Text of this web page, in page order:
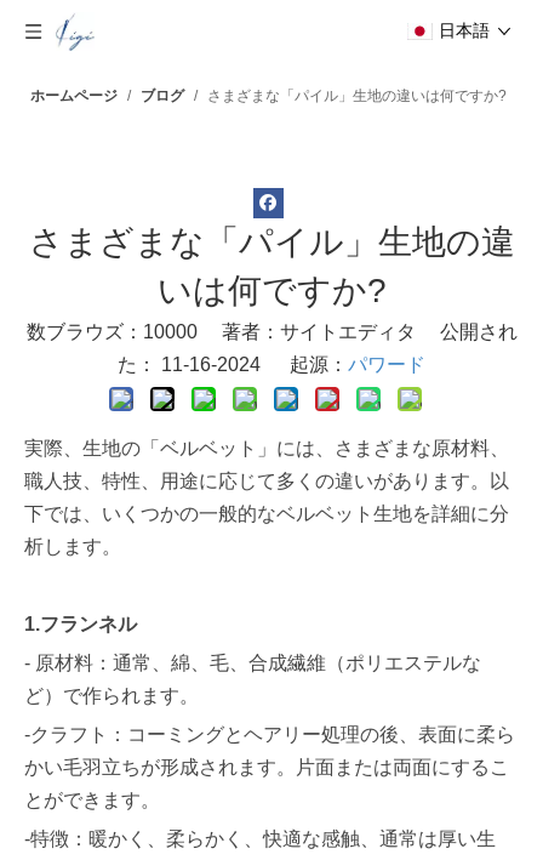
日本語
ホームページ / ブログ / さまざまな「パイル」生地の違いは何ですか?
さまざまな「パイル」生地の違
いは何ですか?
数ブラウズ： 10000著者：サイトエディタ 公開され
た： 11-16-2024 起源： パワード
実際、生地の「ベルベット」には、さまざまな原材料、
職人技、特性、用途に応じて多くの違いがあります。以
下では、いくつかの一般的なベルベット生地を詳細に分
析します。
1.フランネル
- 原材料：通常、綿、毛、合成繊維（ポリエステルな
ど）で作られます。
-クラフト：コーミングとヘアリー処理の後、表面に柔ら
かい毛羽立ちが形成されます。片面または両面にするこ
とができます。
-特徴：暖かく、柔らかく、快適な感触、通常は厚い生